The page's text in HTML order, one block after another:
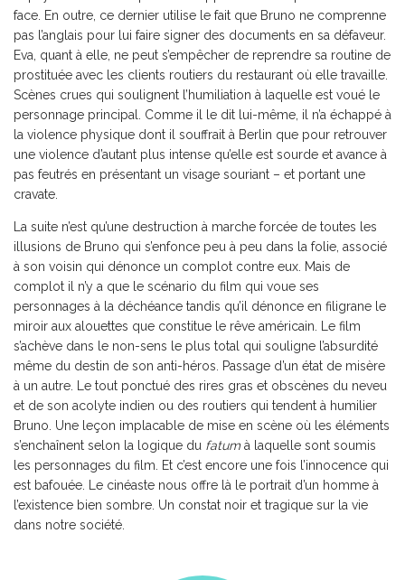
face. En outre, ce dernier utilise le fait que Bruno ne comprenne
pas l’anglais pour lui faire signer des documents en sa défaveur.
Eva, quant à elle, ne peut s’empêcher de reprendre sa routine de
prostituée avec les clients routiers du restaurant où elle travaille.
Scènes crues qui soulignent l’humiliation à laquelle est voué le
personnage principal. Comme il le dit lui-même, il n’a échappé à
la violence physique dont il souffrait à Berlin que pour retrouver
une violence d’autant plus intense qu’elle est sourde et avance à
pas feutrés en présentant un visage souriant – et portant une
cravate.
La suite n’est qu’une destruction à marche forcée de toutes les
illusions de Bruno qui s’enfonce peu à peu dans la folie, associé
à son voisin qui dénonce un complot contre eux. Mais de
complot il n’y a que le scénario du film qui voue ses
personnages à la déchéance tandis qu’il dénonce en filigrane le
miroir aux alouettes que constitue le rêve américain. Le film
s’achève dans le non-sens le plus total qui souligne l’absurdité
même du destin de son anti-héros. Passage d’un état de misère
à un autre. Le tout ponctué des rires gras et obscènes du neveu
et de son acolyte indien ou des routiers qui tendent à humilier
Bruno. Une leçon implacable de mise en scène où les éléments
s’enchaînent selon la logique du fatumà laquelle sont soumis
les personnages du film. Et c’est encore une fois l’innocence qui
est bafouée. Le cinéaste nous offre là le portrait d’un homme à
l’existence bien sombre. Un constat noir et tragique sur la vie
dans notre société.